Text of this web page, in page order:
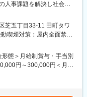
頼関係を構築・維持し、
変動）
人事課題を解決し社会貢
変化（調剤→患者対応の
薬剤師の採用需要が高ま
芝五丁目33-11 田町タワ
喫煙対策：屋内全面禁煙
態＞月給制賞与・手当別
円～300,000円＜月給